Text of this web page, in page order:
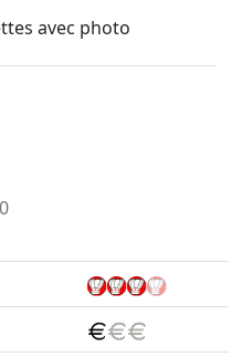
avec photo